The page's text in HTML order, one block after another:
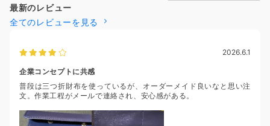
最新のレビュー
全てのレビューを見る
2026.6.1
企業コンセプトに共感
普段は三つ折財布を使っているが、オーダーメイド良いなと思い注
文。作業工程がメールで連絡され、安心感がある。